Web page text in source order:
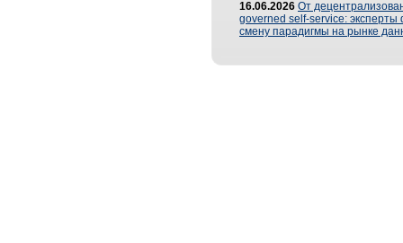
16.06.2026 От
governed self-service: эксперты
смену парадигмы на рынке